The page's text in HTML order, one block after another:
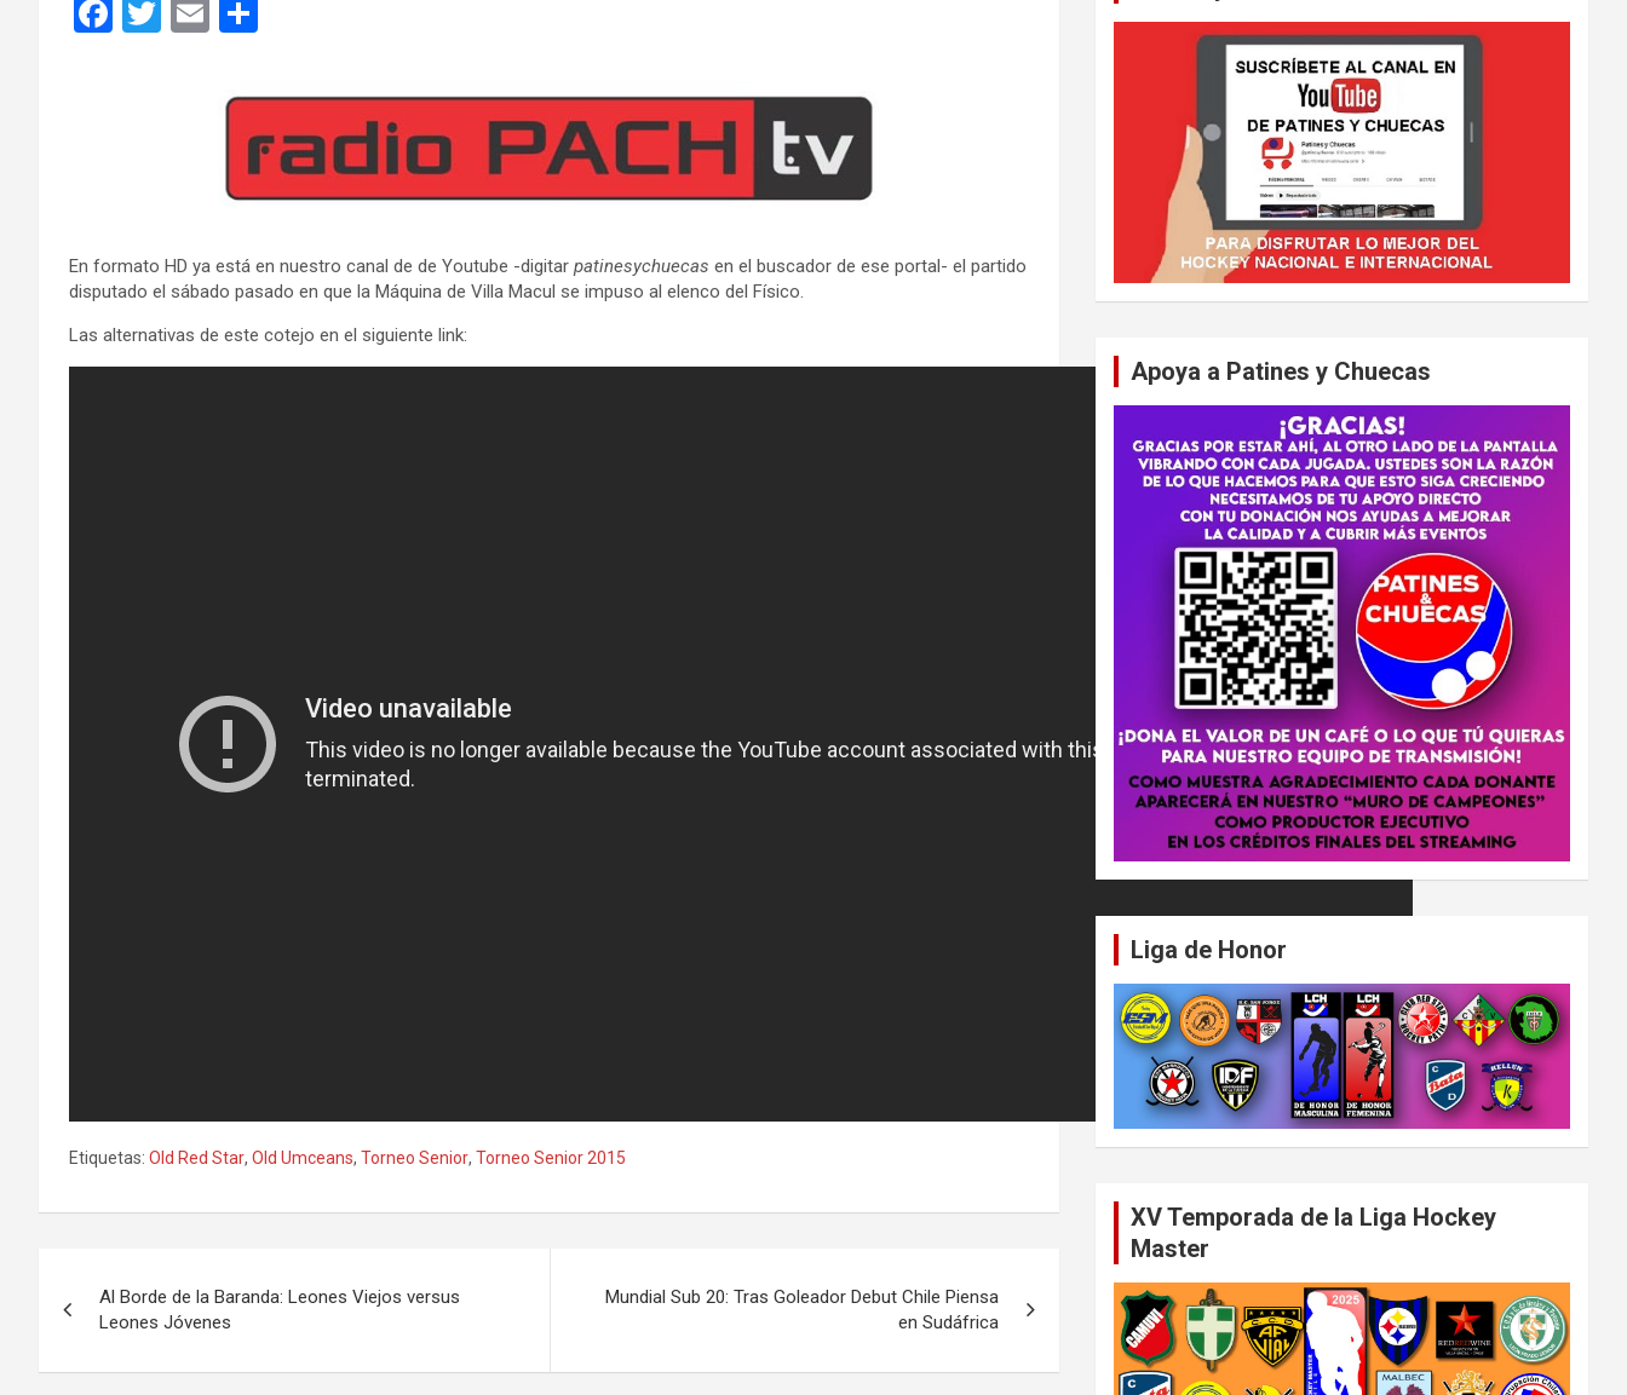
F
T
E
ail m
p
ar
tir
En formato HD ya está en nuestro canal de de Youtube -digitar patinesychuecas en el buscador de ese portal- el partido
disputado el sábado pasado en que la Máquina de Villa Macul se impuso al elenco del Físico.
Las alternativas de este cotejo en el siguiente link:
Etiquetas: Old Red Star, Old Umceans, Torneo Senior, Torneo Senior 2015
de
entradas
Al Borde de la Baranda: Leones Viejos versus
Leones Jóvenes
Mundial Sub 20: Tras Goleador Debut Chile Piensa
en Sudáfrica
Apoya a Patines y Chuecas
Liga de Honor
XV Temporada de la Liga Hockey
Master